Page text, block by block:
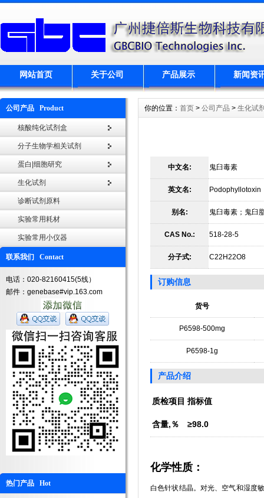
网站首页 关于公司 产品展示 新闻资
公司产品 Product
核酸纯化试剂盒
分子生物学相关试剂
蛋白|细胞研究
生化试剂
诊断试剂原料
实验常用耗材
实验常用小仪器
联系我们 Contact
电话：020-82160415(5线）
邮件：genebase#vip.163.com
热门产品 Hot
你的位置： 首页 > 公司产品 > 生化试
中文名: 鬼臼毒素
英文名: Podophyllotoxin
别名: 鬼臼毒素；鬼臼
CAS No.: 518-28-5
分子式: C22H22O8
订购信息
货号
P6598-500mg
P6598-1g
产品介绍
质检项目 指标值
含量,％ ≥98.0
化学性质：
白色针状结晶。对光、空气和湿度